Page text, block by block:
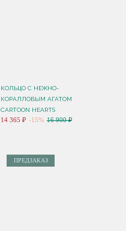
КОЛЬЦО C НЕЖНО-
КОРАЛЛОВЫМ АГАТОМ
CARTOON HEARTS
14 365 ₽ -15% 16 900 ₽
ПРЕДЗАКАЗ